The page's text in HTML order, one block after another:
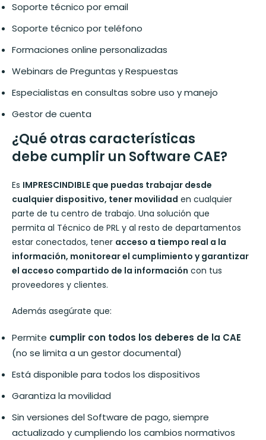
Soporte técnico por email
Soporte técnico por teléfono
Formaciones online personalizadas
Webinars de Preguntas y Respuestas
Especialistas en consultas sobre uso y manejo
Gestor de cuenta
¿Qué otras características
debe cumplir un Software CAE?
Es IMPRESCINDIBLE que puedas trabajar desde
cualquier dispositivo, tener movilidad en cualquier
parte de tu centro de trabajo. Una solución que
permita al Técnico de PRL y al resto de departamentos
estar conectados, tener acceso a tiempo real a la
información, monitorear el cumplimiento y garantizar
el acceso compartido de la información con tus
proveedores y clientes.
Además asegúrate que:
Permite cumplir con todos los deberes de la CAE
(no se limita a un gestor documental)
Está disponible para todos los dispositivos
Garantiza la movilidad
Sin versiones del Software de pago, siempre
actualizado y cumpliendo los cambios normativos